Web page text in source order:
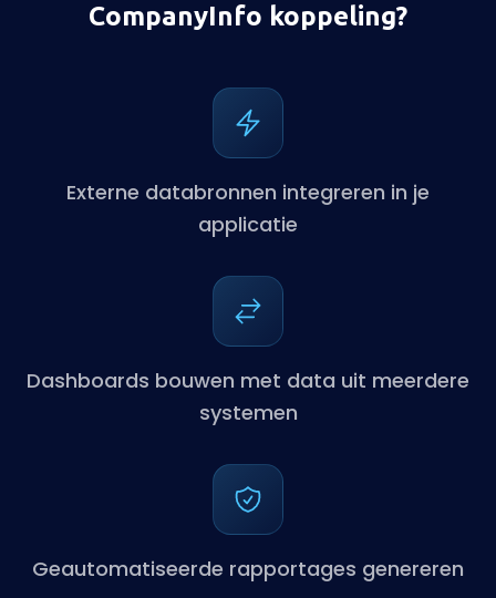
CompanyInfo koppeling?
Externe databronnen integreren in je
applicatie
Dashboards bouwen met data uit meerdere
systemen
Geautomatiseerde rapportages genereren